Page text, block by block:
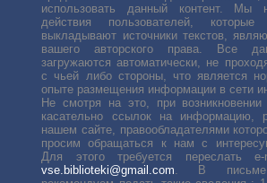
использовать данный контент. Мы
действия пользователей, которые
выкладывают источники текстов,
вашего авторского права. Все
загружаются автоматически, не
с чьей либо стороны, что является
опыте размещения информации в сети
Не смотря на это, при
касательно ссылок на информацию,
нашем сайте, правообладателями
просим обращаться к нам с
Для этого требуется переслать
vse.biblioteki@gmail.com . В письме